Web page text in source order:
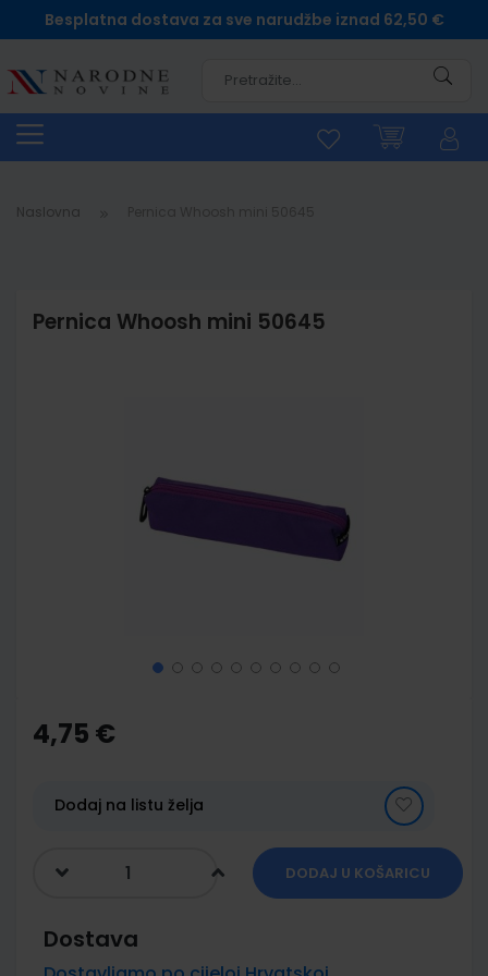
Besplatna dostava za sve narudžbe iznad 62,50 €
Naslovna
Pernica Whoosh mini 50645
the
beginning
gallery
4,75 €
Dodaj na listu želja
DODAJ U KOŠARICU
Dostava